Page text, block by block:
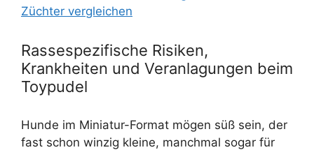
Rassespezifische Risiken,
Krankheiten und Veranlagungen beim
Toypudel
Hunde im Miniatur-Format mögen süß sein, der
fast schon winzig kleine, manchmal sogar für